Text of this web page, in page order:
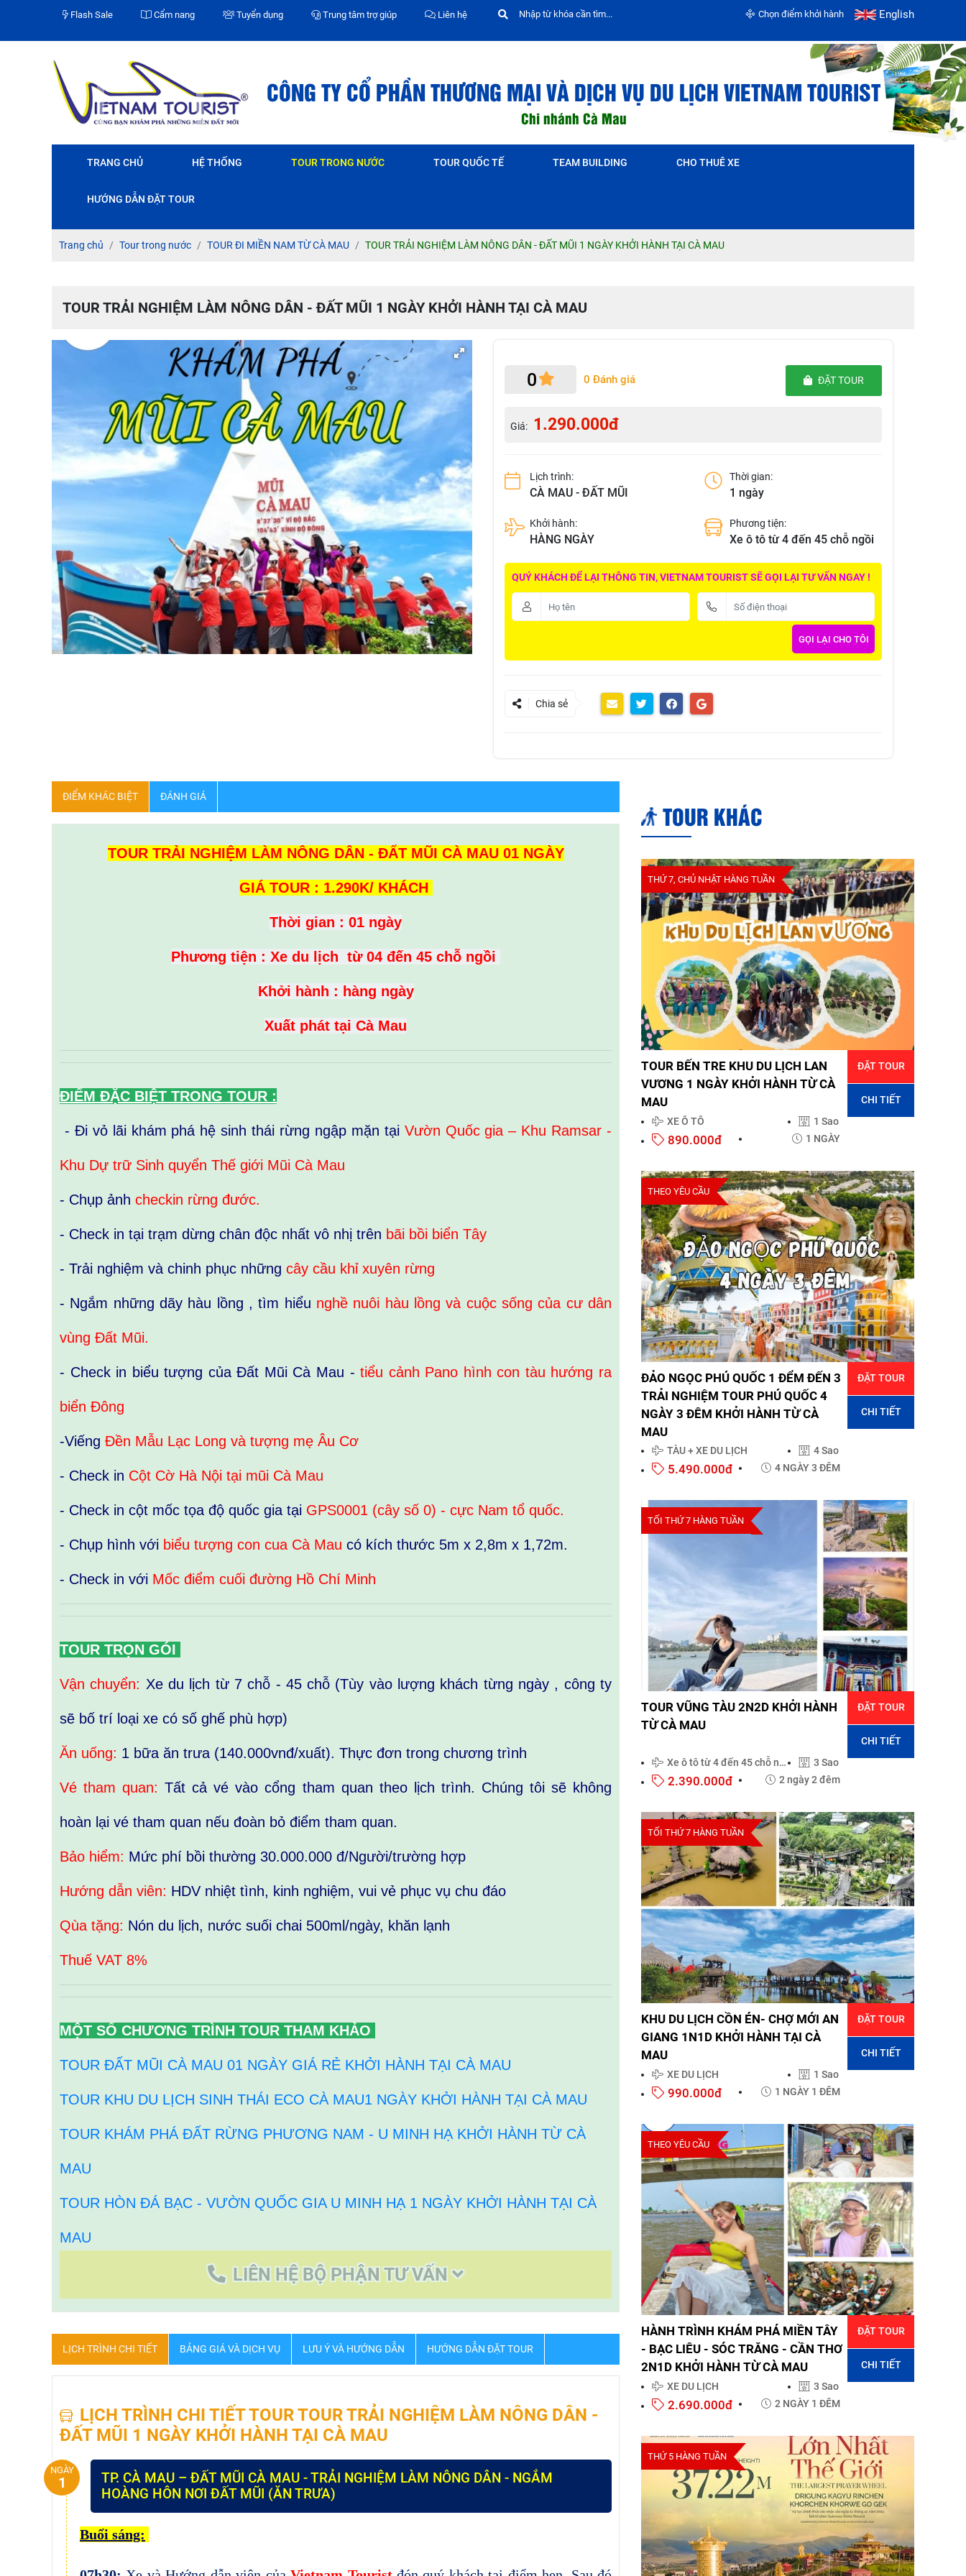
Flash Sale Cẩm nang Tuyển dụng Trung tâm trợ giúp Liên hệ English
Chọn điểm khởi hành
CÔNG TY CỔ PHẦN THƯƠNG MẠI VÀ DỊCH VỤ DU LỊCH VIETNAM TOURIST
Chi nhánh Cà Mau
TRANG CHỦ HỆ THỐNG TOUR TRONG NƯỚC TOUR QUỐC TẾ TEAM BUILDING CHO THUÊ XE
HƯỚNG DẪN ĐẶT TOUR
Trang chủ Tour trong nước TOUR ĐI MIỀN NAM TỪ CÀ MAU TOUR TRẢI NGHIỆM LÀM NÔNG DÂN - ĐẤT MŨI 1 NGÀY KHỞI HÀNH TẠI CÀ MAU
TOUR TRẢI NGHIỆM LÀM NÔNG DÂN - ĐẤT MŨI 1 NGÀY KHỞI HÀNH TẠI CÀ MAU
0 0 Đánh giá ĐẶT TOUR
Giá: 1.290.000đ
Lịch trình:
CÀ MAU - ĐẤT MŨI
Thời gian:
1 ngày
Khởi hành:
HÀNG NGÀY
Phương tiện:
Xe ô tô từ 4 đến 45 chỗ ngồi
QUÝ KHÁCH ĐỂ LẠI THÔNG TIN, VIETNAM TOURIST SẼ GỌI LẠI TƯ VẤN NGAY !
Chia sẻ
ĐIỂM KHÁC BIỆT ĐÁNH GIÁ
TOUR TRẢI NGHIỆM LÀM NÔNG DÂN - ĐẤT MŨI CÀ MAU 01 NGÀY
GIÁ TOUR : 1.290K/ KHÁCH
Thời gian : 01 ngày
Phương tiện : Xe du lịch từ 04 đến 45 chỗ ngồi
Khởi hành : hàng ngày
Xuất phát tại Cà Mau
ĐIỂM ĐẶC BIỆT TRONG TOUR :
- Đi vỏ lãi khám phá hệ sinh thái rừng ngập mặn tại Vườn Quốc gia – Khu Ramsar -
Khu Dự trữ Sinh quyển Thế giới Mũi Cà Mau
- Chụp ảnh checkin rừng đước.
- Check in tại trạm dừng chân độc nhất vô nhị trên bãi bồi biển Tây
- Trải nghiệm và chinh phục những cây cầu khỉ xuyên rừng
- Ngắm những dãy hàu lồng , tìm hiểu nghề nuôi hàu lồng và cuộc sống của cư dân
vùng Đất Mũi.
- Check in biểu tượng của Đất Mũi Cà Mau -tiểu cảnh Pano hình con tàu hướng ra
biển Đông
-Viếng Đền Mẫu Lạc Long và tượng mẹ Âu Cơ
- Check in Cột Cờ Hà Nội tại mũi Cà Mau
- Check in cột mốc tọa độ quốc gia tại GPS0001 (cây số 0) - cực Nam tổ quốc.
- Chụp hình với biểu tượng con cua Cà Mau có kích thước 5m x 2,8m x 1,72m.
- Check in với Mốc điểm cuối đường Hồ Chí Minh
TOUR TRỌN GÓI
Vận chuyển: Xe du lịch từ 7 chỗ - 45 chỗ (Tùy vào lượng khách từng ngày , công ty
sẽ bố trí loại xe có số ghế phù hợp)
Ăn uống: 1 bữa ăn trưa (140.000vnđ/xuất). Thực đơn trong chương trình
Vé tham quan:Tất cả vé vào cổng tham quan theo lịch trình. Chúng tôi sẽ không
hoàn lại vé tham quan nếu đoàn bỏ điểm tham quan.
Bảo hiểm: Mức phí bồi thường 30.000.000 đ/Người/trường hợp
Hướng dẫn viên: HDV nhiệt tình, kinh nghiệm, vui vẻ phục vụ chu đáo
Qùa tặng: Nón du lịch, nước suối chai 500ml/ngày, khăn lạnh
Thuế VAT 8%
MỘT SỐ CHƯƠNG TRÌNH TOUR THAM KHẢO
TOUR ĐẤT MŨI CÀ MAU 01 NGÀY GIÁ RẺ KHỞI HÀNH TẠI CÀ MAU
TOUR KHU DU LỊCH SINH THÁI ECO CÀ MAU1 NGÀY KHỞI HÀNH TẠI CÀ MAU
TOUR KHÁM PHÁ ĐẤT RỪNG PHƯƠNG NAM - U MINH HẠ KHỞI HÀNH TỪ CÀ
MAU
TOUR HÒN ĐÁ BẠC - VƯỜN QUỐC GIA U MINH HẠ 1 NGÀY KHỞI HÀNH TẠI CÀ
MAU
LIÊN HỆ BỘ PHẬN TƯ VẤN
LỊCH TRÌNH CHI TIẾT BẢNG GIÁ VÀ DỊCH VỤ LƯU Ý VÀ HƯỚNG DẪN HƯỚNG DẪN ĐẶT TOUR
LỊCH TRÌNH CHI TIẾT TOUR TOUR TRẢI NGHIỆM LÀM NÔNG DÂN -
ĐẤT MŨI 1 NGÀY KHỞI HÀNH TẠI CÀ MAU
NGÀY
1
TP. CÀ MAU – ĐẤT MŨI CÀ MAU - TRẢI NGHIỆM LÀM NÔNG DÂN - NGẮM
HOÀNG HÔN NƠI ĐẤT MŨI (ĂN TRƯA)
Buổi sáng:
TOUR KHÁC
THỨ 7, CHỦ NHẬT HÀNG TUẦN
TOUR BẾN TRE KHU DU LỊCH LAN
VƯƠNG 1 NGÀY KHỞI HÀNH TỪ CÀ
MAU
XE Ô TÔ 1 Sao
890.000đ 1 NGÀY
ĐẶT TOUR
CHI TIẾT
THEO YÊU CẦU
ĐẢO NGỌC PHÚ QUỐC 1 ĐỂM ĐẾN 3
TRẢI NGHIỆM TOUR PHÚ QUỐC 4
NGÀY 3 ĐÊM KHỞI HÀNH TỪ CÀ
MAU
TÀU + XE DU LỊCH 4 Sao
5.490.000đ 4 NGÀY 3 ĐÊM
ĐẶT TOUR
CHI TIẾT
TỐI THỨ 7 HÀNG TUẦN
TOUR VŨNG TÀU 2N2D KHỞI HÀNH
TỪ CÀ MAU
Xe ô tô từ 4 đến 45 chỗ ngồi 3 Sao
2.390.000đ 2 ngày 2 đêm
ĐẶT TOUR
CHI TIẾT
TỐI THỨ 7 HÀNG TUẦN
KHU DU LỊCH CỒN ÉN- CHỢ MỚI AN
GIANG 1N1D KHỞI HÀNH TẠI CÀ
MAU
XE DU LỊCH 1 Sao
990.000đ 1 NGÀY 1 ĐÊM
ĐẶT TOUR
CHI TIẾT
THEO YÊU CẦU
HÀNH TRÌNH KHÁM PHÁ MIỀN TÂY
- BẠC LIÊU - SÓC TRĂNG - CẦN THƠ
2N1D KHỞI HÀNH TỪ CÀ MAU
XE DU LỊCH 3 Sao
2.690.000đ 2 NGÀY 1 ĐÊM
ĐẶT TOUR
CHI TIẾT
THỨ 5 HÀNG TUẦN